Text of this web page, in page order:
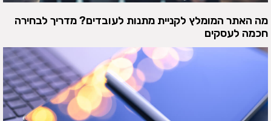
מה האתר המומלץ לקניית מתנות לעובדים? מדריך לבחירה
חכמה לעסקים